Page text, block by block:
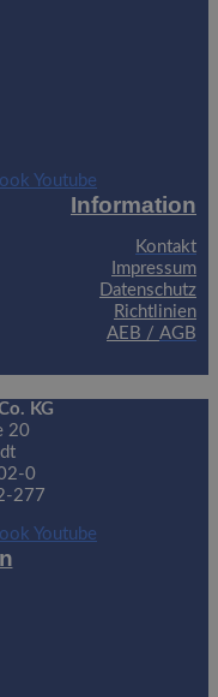
Youtube
Information
Kontakt
Impressum
Datenschutz
Richtlinien
AEB / AGB
KG
20
0
277
Youtube